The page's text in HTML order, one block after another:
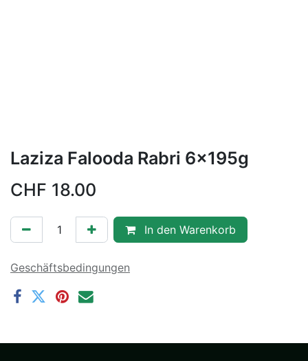
Laziza Falooda Rabri 6x195g
CHF 18.00
In den Warenkorb
Geschäftsbedingungen